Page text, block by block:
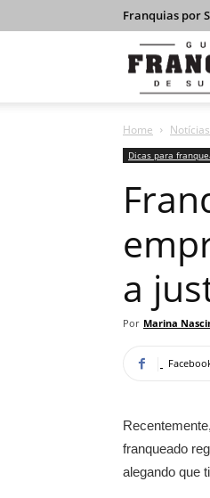
Franquias por
Home Notícias
Dicas para
a
Por Marina
franqueado
alegando que